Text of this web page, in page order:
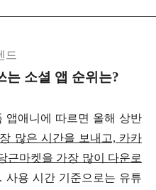
드
는 소셜 앱 순위는?
앱애니에 따르면 올해 상반
많은 시간을 보내고, 카카
근마켓을 가장 많이 다운로
사용 시간 기준으로는 유튜